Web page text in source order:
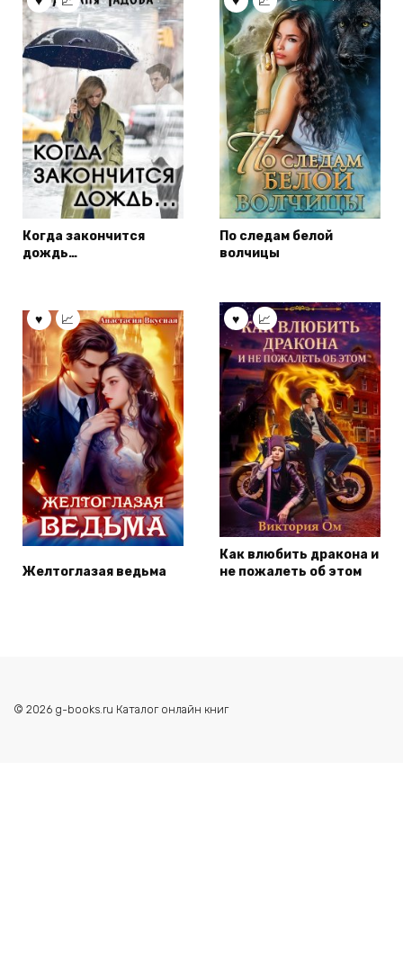
Когда закончится
дождь…
По следам белой
волчицы
Желтоглазая ведьма
Как влюбить дракона и
не пожалеть об этом
© 2026 g-books.ru Каталог онлайн книг